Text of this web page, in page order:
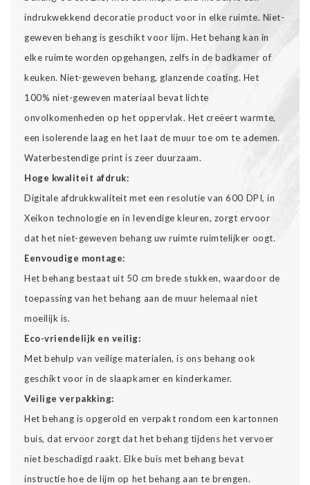
indrukwekkend decoratie product voor in elke ruimte. Niet-
geweven behang is geschikt voor lijm. Het behang kan in
elke ruimte worden opgehangen, zelfs in de badkamer of
keuken. Niet-geweven behang, glanzende coating. Het
100% niet-geweven materiaal bevat lichte
onvolkomenheden op het oppervlak. Het creëert warmte,
een isolerende laag en het laat de muur toe om te ademen.
Waterbestendige print is zeer duurzaam.
Hoge kwaliteit afdruk:
Digitale afdrukkwaliteit met een resolutie van 600 DPI, in
Xeikon technologie en in levendige kleuren, zorgt ervoor
dat het niet-geweven behang uw ruimte ruimtelijker oogt.
Eenvoudige montage:
Het behang bestaat uit 50 cm brede stukken, waardoor de
toepassing van het behang aan de muur helemaal niet
moeilijk is.
Eco-vriendelijk en veilig:
Met behulp van veilige materialen, is ons behang ook
geschikt voor in de slaapkamer en kinderkamer.
Veilige verpakking:
Het behang is opgerold en verpakt rondom een kartonnen
buis, dat ervoor zorgt dat het behang tijdens het vervoer
niet beschadigd raakt. Elke buis met behang bevat
instructie hoe de lijm op het behang aan te brengen.